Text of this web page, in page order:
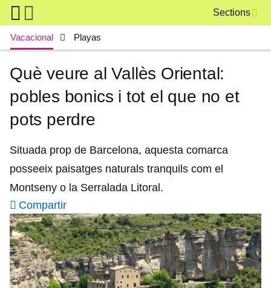
Skip to main content
Sections
Main navigation
Vacacional Playas
Què veure al Vallès Oriental:
pobles bonics i tot el que no et
pots perdre
Situada prop de Barcelona, aquesta comarca
posseeix paisatges naturals tranquils com el
Montseny o la Serralada Litoral.
Compartir